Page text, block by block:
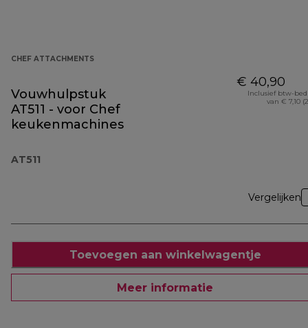
CHEF ATTACHMENTS
Vouwhulpstuk
AT511 - voor Chef
keukenmachines
AT511
€ 40,90
Inclusief btw-
van € 7,10
Vergelijken
Toevoegen aan winkelwagentje
Meer informatie